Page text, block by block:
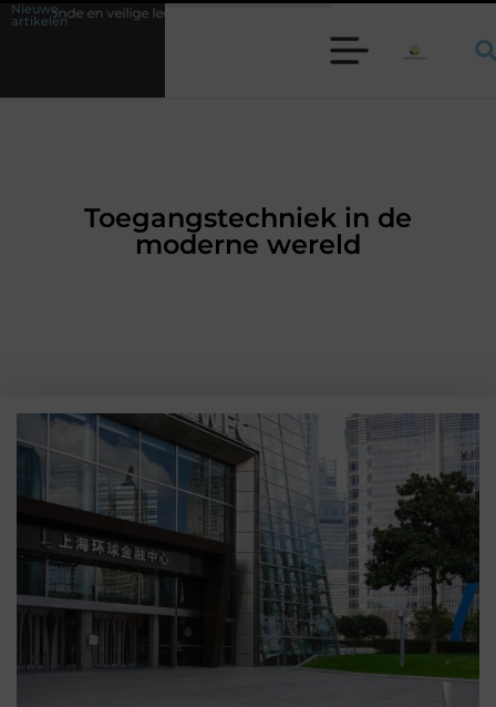
Nieuwe
artikelen
leefomgeving Waarom een werkschakelaar onmisbaar is bij veel
Toegangstechniek in de
moderne wereld